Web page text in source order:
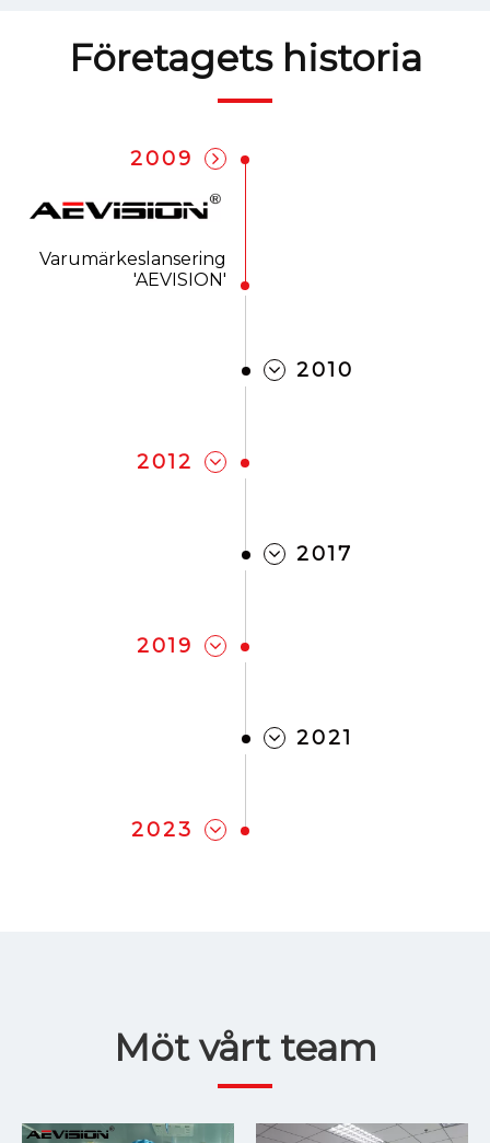
Företagets historia
2009
Varumärkeslansering
'AEVISION'
2010
2012
2017
2019
2021
2023
Möt vårt team